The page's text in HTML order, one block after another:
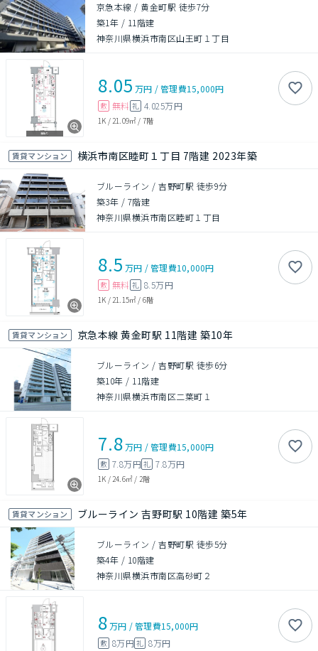
京急本線 / 黄金町駅 徒歩7分
築1年 / 11階建
神奈川県横浜市南区山王町１丁目
8.05 万円 /管理費15,000円
敷 無料 礼 4.025万円
1K / 21.09㎡ / 7階
賃貸マンション 横浜市南区睦町１丁目 7階建 2023年築
ブルーライン / 吉野町駅 徒歩9分
築3年 / 7階建
神奈川県横浜市南区睦町１丁目
8.5 万円 /管理費10,000円
敷 無料 礼 8.5万円
1K / 21.15㎡ / 6階
賃貸マンション 京急本線 黄金町駅 11階建 築10年
ブルーライン / 吉野町駅 徒歩6分
築10年 / 11階建
神奈川県横浜市南区二葉町１
7.8万円 /管理費15,000円
敷 7.8万円礼 7.8万円
1K / 24.6㎡ / 2階
賃貸マンション ブルーライン 吉野町駅 10階建 築5年
ブルーライン / 吉野町駅 徒歩5分
築4年 / 10階建
神奈川県横浜市南区高砂町２
8万円 /管理費15,000円
敷 8万円礼 8万円